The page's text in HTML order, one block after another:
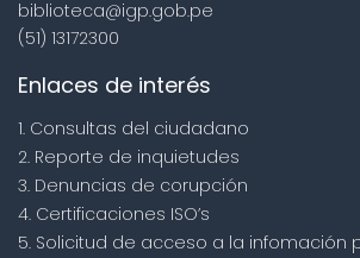
biblioteca@igp.gob.pe
(51) 13172300
Enlaces de interés
1. Consultas del ciudadano
2. Reporte de inquietudes
3. Denuncias de corupción
4. Certificaciones ISO’s
5. Solicitud de acceso a la infomación